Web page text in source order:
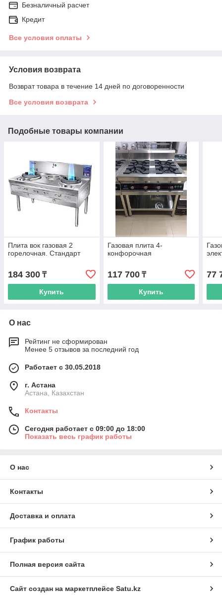
Безналичный расчет
Кредит
Все условия оплаты
Условия возврата
Возврат товара в течение 14 дней по договоренности
Все условия возврата
Подобные товары компании
Плита вок газовая 2
горелочная. Стандарт
184 300 ₸
Купить
Газовая плита 4-
конфорочная
117 700₸
Купить
77
О нас
Рейтинг не сформирован
Менее 5 отзывов за последний год
Работает с 30.05.2018
г. Астана
Астана, Казахстан
Контакты
Сегодня работает с 09:00 до 18:00
Показать весь график работы
О нас
Контакты
Доставка и оплата
График работы
Полная версия сайта
Сайт создан на маркетплейсе Satu.kz